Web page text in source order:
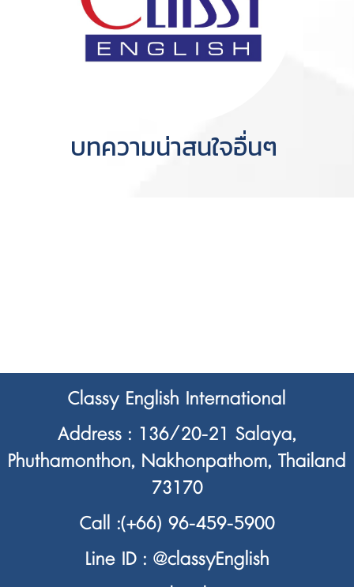
บทความน่าสนใจอื่นๆ
Classy English International
Address : 136/20-21 Salaya,
Phuthamonthon, Nakhonpathom, Thailand
73170
Call :(+66) 96-459-5900
Line ID : @classyEnglish